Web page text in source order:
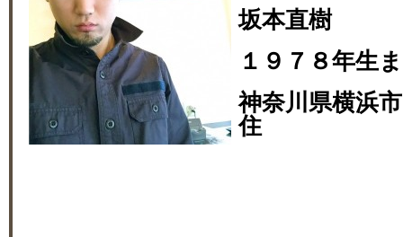
坂本直樹
１９７８年生
神奈川県横浜
住